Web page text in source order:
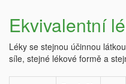
Ekvivalentní
Léky se stejnou účinnou
síle, stejné lékové formě a